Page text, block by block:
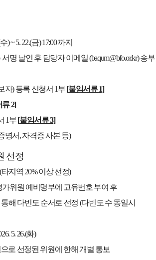
수) ~ 5. 22.(금) 17:00까지
서명 날인 후 담당자 이메일(baqum@bfo.or.kr)송부
자)등록 신청서 1부[붙임서류1]
류2]
1부[붙임서류3]
명서,자격증 사본 등)
선정
(타지역 20%이상 선정)
가위원 예비명부에 고유번호 부여 후
해 다빈도 순서로 선정 (다빈도 수 동일시
5. 26.(화)
로 선정된 위원에 한해 개별 통보